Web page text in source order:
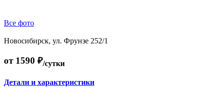
Все фото
Новосибирск, ул. Фрунзе 252/1
от 1590 ₽/сутки
Детали и характеристики